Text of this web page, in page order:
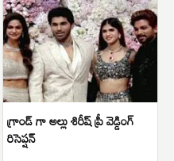
గ్రాండ్ గా అల్లు శిరీష్ ప్రీ వెడ్డింగ్
రిసెప్షన్